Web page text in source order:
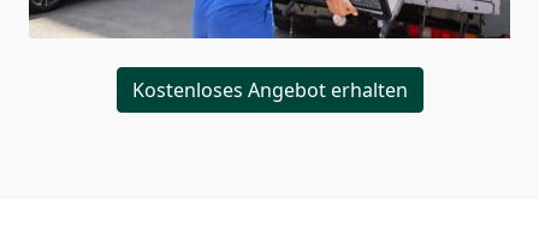
Kostenloses Angebot erhalten